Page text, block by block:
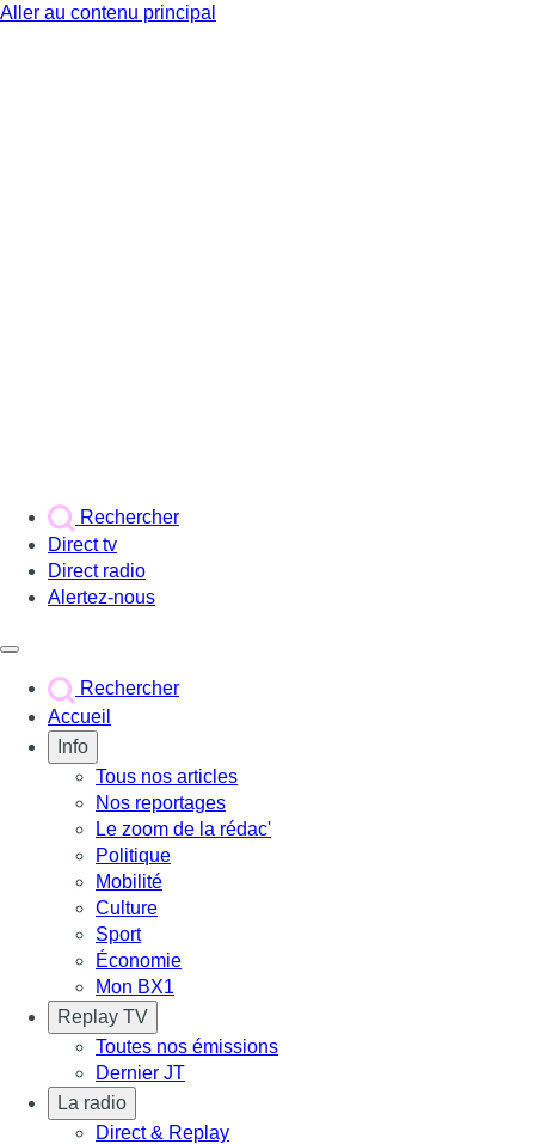
Aller au contenu principal
Rechercher
Direct tv
Direct radio
Alertez-nous
Rechercher
Accueil
Info
Tous nos articles
Nos reportages
Le zoom de la rédac'
Politique
Mobilité
Culture
Sport
Économie
Mon BX1
Replay TV
Toutes nos émissions
Dernier JT
La radio
Direct & Replay